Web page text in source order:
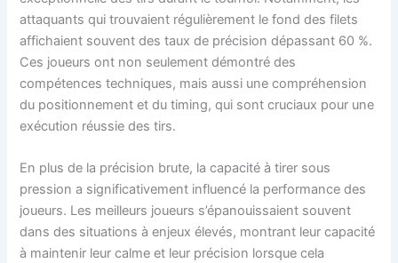
attaquants qui trouvaient régulièrement le fond des filets
affichaient souvent des taux de précision dépassant 60 %.
Ces joueurs ont non seulement démontré des
compétences techniques, mais aussi une compréhension
du positionnement et du timing, qui sont cruciaux pour une
exécution réussie des tirs.
En plus de la précision brute, la capacité à tirer sous
pression a significativement influencé la performance des
joueurs. Les meilleurs joueurs s’épanouissaient souvent
dans des situations à enjeux élevés, montrant leur capacité
à maintenir leur calme et leur précision lorsque cela